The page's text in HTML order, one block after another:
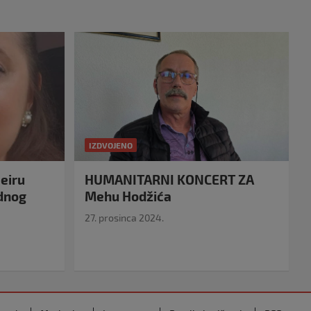
IZDVOJENO
HUMANITARNI KONCERT ZA
Mehu Hodžića
27. prosinca 2024.